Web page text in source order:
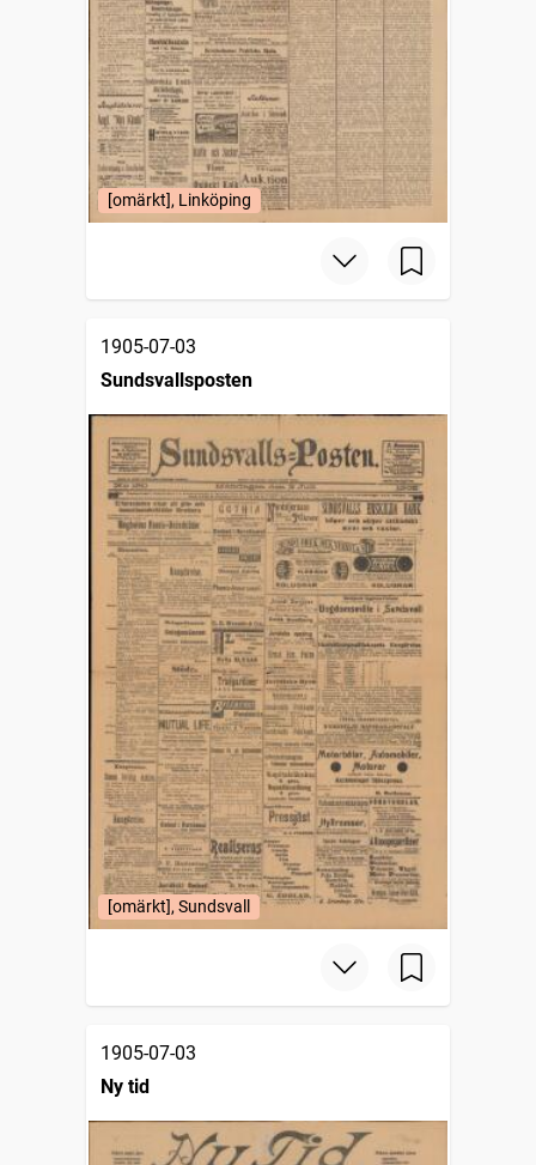
[omärkt], Linköping
1905-07-03
Sundsvallsposten
[omärkt], Sundsvall
1905-07-03
Ny tid